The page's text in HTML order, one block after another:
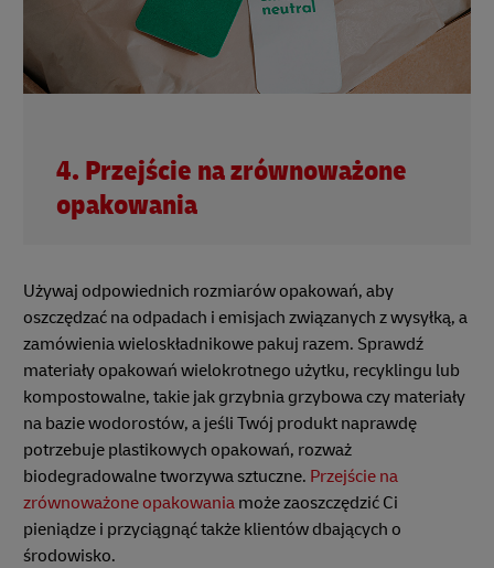
4. Przejście na zrównoważone
opakowania
Używaj odpowiednich rozmiarów opakowań, aby
oszczędzać na odpadach i emisjach związanych z wysyłką, a
zamówienia wieloskładnikowe pakuj razem. Sprawdź
materiały opakowań wielokrotnego użytku, recyklingu lub
kompostowalne, takie jak grzybnia grzybowa czy materiały
na bazie wodorostów, a jeśli Twój produkt naprawdę
potrzebuje plastikowych opakowań, rozważ
biodegradowalne tworzywa sztuczne. Przejście na
zrównoważone opakowania może zaoszczędzić Ci
pieniądze i przyciągnąć także klientów dbających o
środowisko.